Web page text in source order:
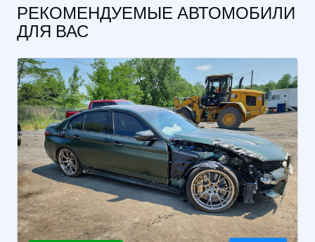
РЕКОМЕНДУЕМЫЕ АВТОМОБИЛИ
ДЛЯ ВАС